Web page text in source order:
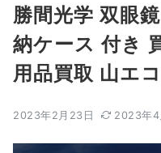
勝間光学 双眼
納ケース 付き
用品買取 山エコ
2023年2月23日 2023年4